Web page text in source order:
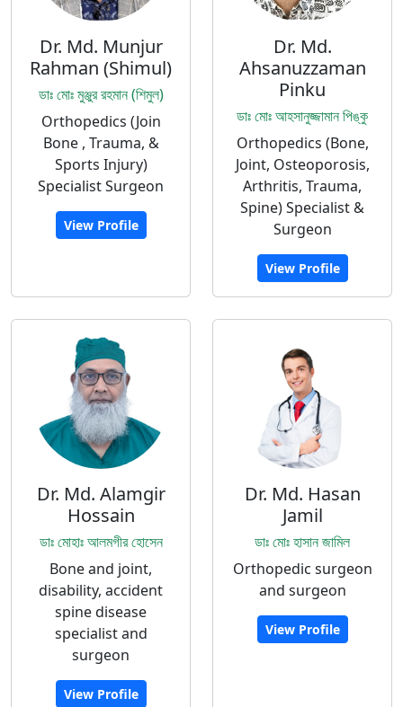
Dr. Md. Munjur
Rahman (Shimul)
ডাঃ মোঃ মুঞ্জুর রহমান (শিমুল)
Orthopedics (Join
Bone , Trauma, &
Sports Injury)
Specialist Surgeon
View Profile
Dr. Md.
Ahsanuzzaman
Pinku
ডাঃ মোঃ আহসানুজ্জামান পিঙ্কু
Orthopedics (Bone,
Joint, Osteoporosis,
Arthritis, Trauma,
Spine) Specialist &
Surgeon
View Profile
Dr. Md. Alamgir
Hossain
ডাঃ মোহাঃ আলমগীর হোসেন
Bone and joint,
disability, accident
spine disease
specialist and
surgeon
View Profile
Dr. Md. Hasan
Jamil
ডাঃ মোঃ হাসান জামিল
Orthopedic surgeon
and surgeon
View Profile